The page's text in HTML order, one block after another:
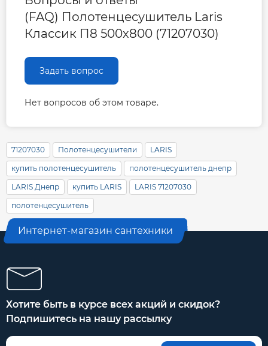
(FAQ) Полотенцесушитель Laris
Классик П8 500х800 (71207030)
Задать вопрос
Нет вопросов об этом товаре.
71207030 Полотенцесушители LARIS
купить полотенцесушитель полотенцесушитель днепр
LARIS Днепр купить LARIS LARIS 71207030
полотенцесушитель
Интернет-магазин сантехники
Хотите быть в курсе всех акций и скидок?
Подпишитесь на нашу рассылку